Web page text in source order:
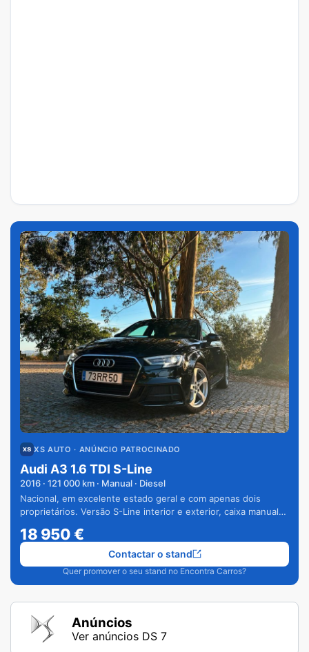
XS AUTO · ANÚNCIO PATROCINADO
Audi A3 1.6 TDI S-Line
2016 · 121 000 km · Manual · Diesel
Nacional, em excelente estado geral e com apenas dois
proprietários. Versão S-Line interior e exterior, caixa manual
18 950€
Quer promover o seu stand no Encontra Carros?
Contactar o stand
Anúncios
Ver anúncios DS 7